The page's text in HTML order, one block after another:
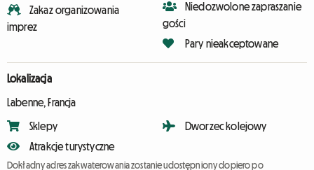
Zakaz organizowania
imprez
Niedozwolone zapraszanie
gości
Pary nieakceptowane
Lokalizacja
Labenne, Francja
Sklepy
Atrakcje turystyczne
Dworzec kolejowy
Dokładny adres zakwaterowania zostanie udostępniony dopiero po